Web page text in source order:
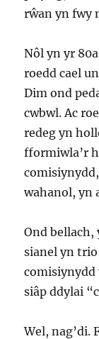
rŵan yn fwy
Nôl yn yr
roedd cael
Dim ond
cwbwl. Ac
redeg yn
fformiwla’r
wahanol, yn
Ond bellach,
sianel yn
siâp ddylai
Wel, nag’di.